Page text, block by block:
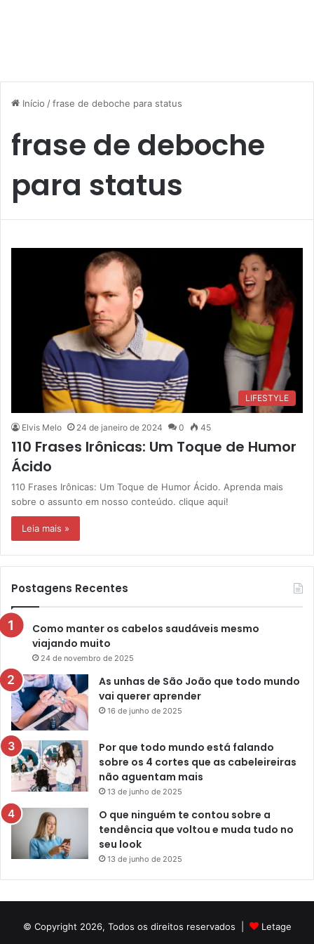
Início /frase de deboche para status
frase de deboche
para status
LIFESTYLE
Elvis Melo 24 de janeiro de 2024 0 45
110 Frases Irônicas: Um Toque de Humor
Ácido
110 Frases Irônicas: Um Toque de Humor Ácido. Aprenda mais
sobre o assunto em nosso conteúdo. clique aqui!
Leia mais »
Postagens Recentes
Como manter os cabelos saudáveis mesmo
viajando muito
24 de novembro de 2025
As unhas de São João que todo mundo
vai querer aprender
16 de junho de 2025
Por que todo mundo está falando
sobre os 4 cortes que as cabeleireiras
não aguentam mais
13 de junho de 2025
O que ninguém te contou sobre a
tendência que voltou e muda tudo no
seu look
13 de junho de 2025
© Copyright 2026, Todos os direitos reservados |
Letage